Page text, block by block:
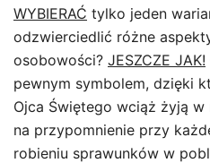
WYBIERAĆ tylko jeden
odzwierciedlić różne
osobowości? JESZCZE JAK!
pewnym symbolem, dzięki
Ojca Świętego wciąż żyją
na przypomnienie przy
robieniu sprawunków w